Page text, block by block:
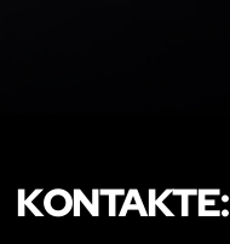
KONTAKTE: